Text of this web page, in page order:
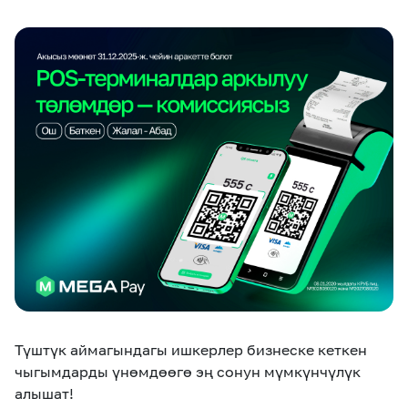
eSIM M2M
Көңүл ачуучу Соц. тармактар
Чалуулар жана
SMS
Номерди тандоо SIM жеткирүү
Компания
Кызмат көрсөтүүлөр
Түштүк аймагындагы ишкерлер бизнеске кеткен
чыгымдарды үнөмдөөгө эң сонун мүмкүнчүлүк
алышат!